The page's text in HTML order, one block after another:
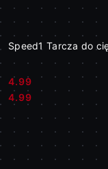
Speed1 Tarcza do
Cena:
4.99
Cena:
4.99